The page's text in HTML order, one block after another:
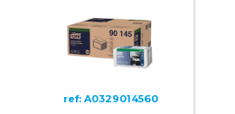
ref: A0329014560